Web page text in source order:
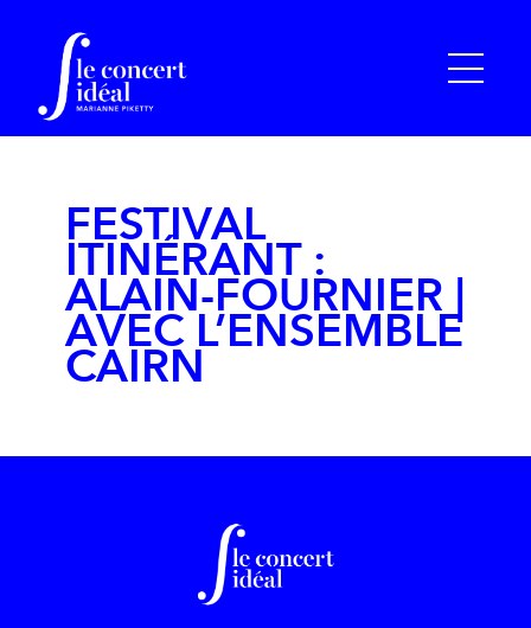
FESTIVAL
ITINÉRANT :
ALAIN-FOURNIER |
AVEC L’ENSEMBLE
CAIRN